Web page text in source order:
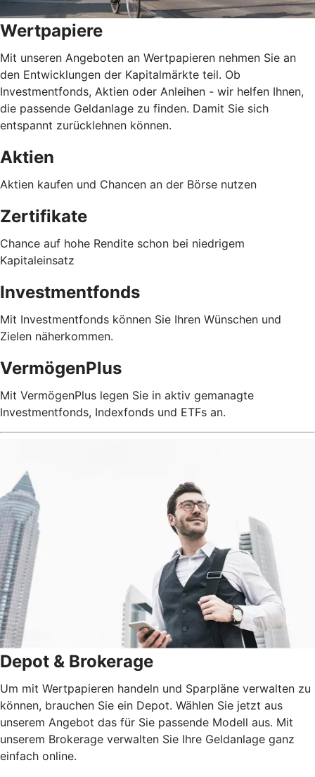
Wertpapiere
Mit unseren Angeboten an Wertpapieren nehmen Sie an
den Entwicklungen der Kapitalmärkte teil. Ob
Investmentfonds, Aktien oder Anleihen - wir helfen Ihnen,
die passende Geldanlage zu finden. Damit Sie sich
entspannt zurücklehnen können.
Aktien
Aktien kaufen und Chancen an der Börse nutzen
Zertifikate
Chance auf hohe Rendite schon bei niedrigem
Kapitaleinsatz
Investmentfonds
Mit Investmentfonds können Sie Ihren Wünschen und
Zielen näherkommen.
VermögenPlus
Mit VermögenPlus legen Sie in aktiv gemanagte
Investmentfonds, Indexfonds und ETFs an.
Depot & Brokerage
Um mit Wertpapieren handeln und Sparpläne verwalten zu
können, brauchen Sie ein Depot. Wählen Sie jetzt aus
unserem Angebot das für Sie passende Modell aus. Mit
unserem Brokerage verwalten Sie Ihre Geldanlage ganz
einfach online.